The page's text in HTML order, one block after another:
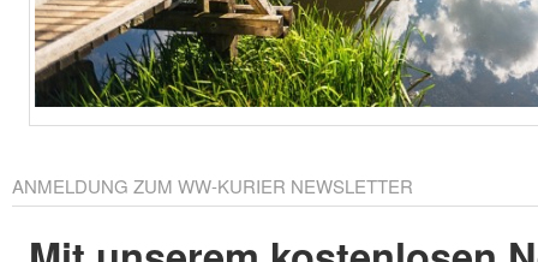
ANMELDUNG ZUM WW-KURIER NEWSLETTER